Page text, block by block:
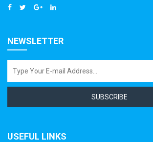
NEWSLETTER
SUBSCRIBE
USEFUL LINKS